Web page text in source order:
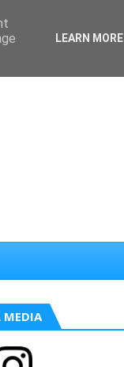
MEDIA
LEARN MORE